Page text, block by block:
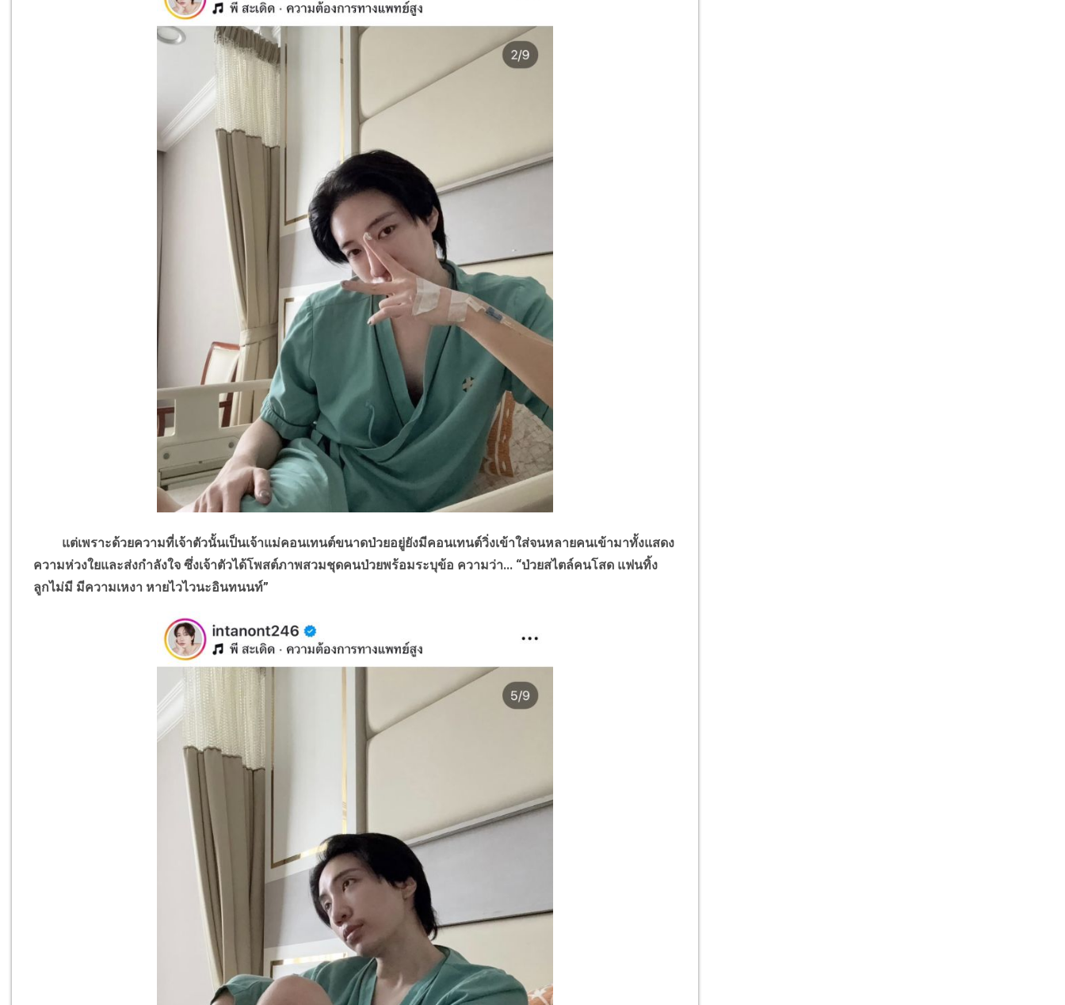
แต่เพราะด้วยความที่เจ้าตัวนั้นเป็นเจ้าแม่คอนเทนต์ขนาดป่วยอยู่ยังมีคอนเทนต์วิ่งเข้าใส่จนหลายคนเข้ามาทั้งแสดง
ความห่วงใยและส่งกำลังใจ ซึ่งเจ้าตัวได้โพสต์ภาพสวมชุดคนป่วยพร้อมระบุข้อ ความว่า... “ป่วยสไตล์คนโสด แฟนทิ้ง
ลูกไม่มี มีความเหงา หายไวไวนะอินทนนท์”